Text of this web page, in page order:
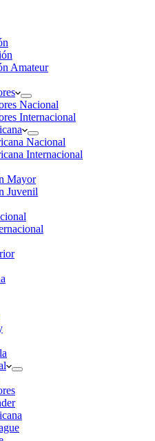
Amateur
Nacional
Internacional
Nacional
Internacional
Mayor
Juvenil